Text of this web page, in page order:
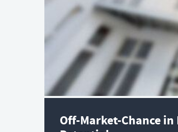
Off-Market-Chance